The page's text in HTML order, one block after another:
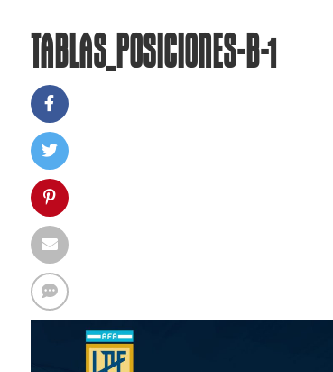
TABLAS_POSICIONES-B-1